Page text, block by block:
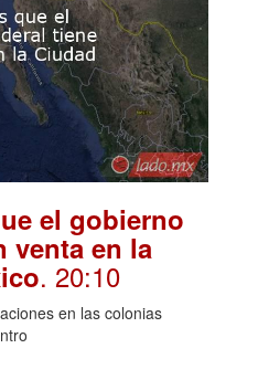
el gobierno
venta en la
. 20:10
en las colonias